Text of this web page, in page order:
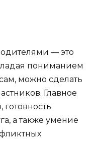
— это
пониманием
можно сделать
Главное
а также умение